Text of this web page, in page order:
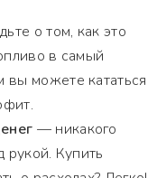
о том, как это
в самый
вы можете кататься
— никакого
рукой. Купить